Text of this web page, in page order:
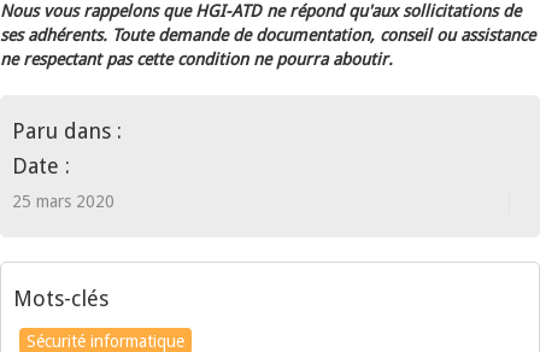
Nous vous rappelons que HGI-ATD ne répond qu'aux sollicitations de
ses adhérents. Toute demande de documentation, conseil ou assistance
ne respectant pas cette condition ne pourra aboutir.
Paru dans :
Date :
25 mars 2020
Mots-clés
Sécurité informatique